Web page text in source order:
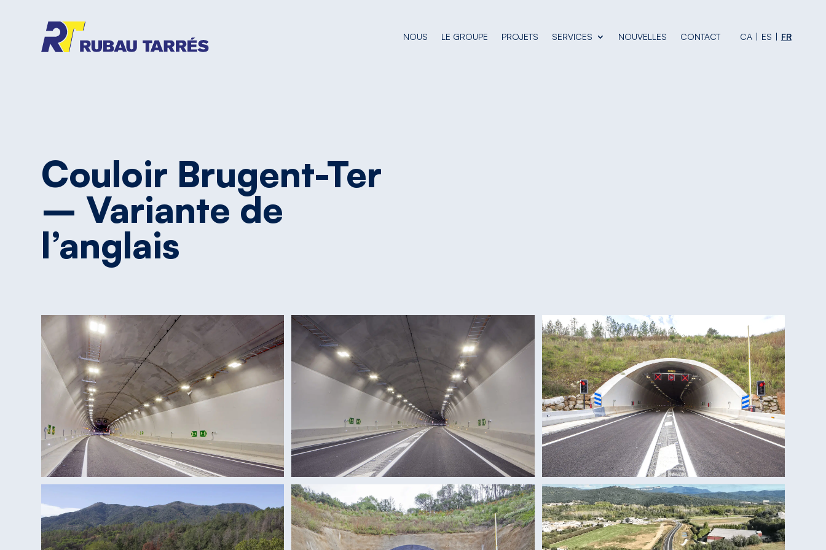
NOUS LE GROUPE PROJETS SERVICES NOUVELLES CONTACT CA ES FR
Couloir Brugent-Ter
– Variante de
l’anglais